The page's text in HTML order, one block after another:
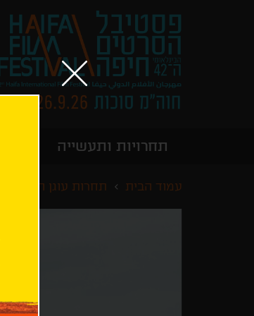
תחרויות ותעשייה
עמוד הבית תחרות עוגן הזהב